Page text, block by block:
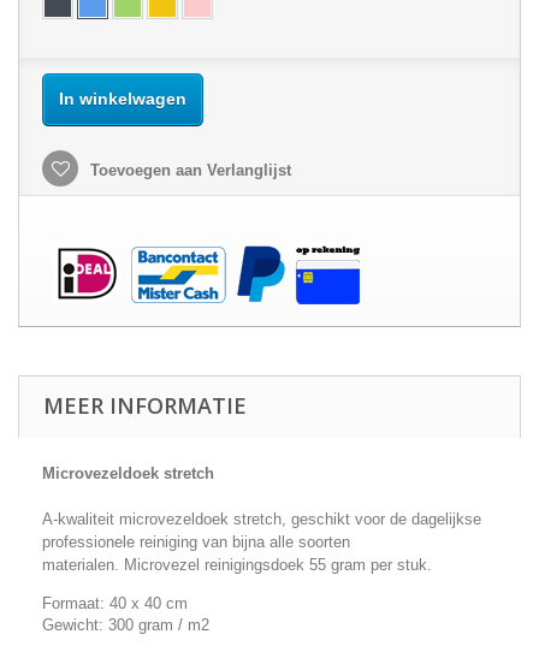
In winkelwagen
Toevoegen aan Verlanglijst
MEER INFORMATIE
Microvezeldoek stretch
A-kwaliteit microvezeldoek stretch, geschikt voor de dagelijkse
professionele reiniging van bijna alle soorten
materialen. Microvezel reinigingsdoek 55 gram per stuk.
Formaat: 40 x 40 cm
Gewicht: 300 gram / m2